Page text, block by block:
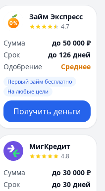
Займ Экспресс
4.7
Сумма
до 50 000 ₽
Срок
до 126 дней
Одобрение
Среднее
Первый займ бесплатно
На любые цели
Получить деньги
МигКредит
4.8
Сумма
до 30 000 ₽
Срок
до 30 дней